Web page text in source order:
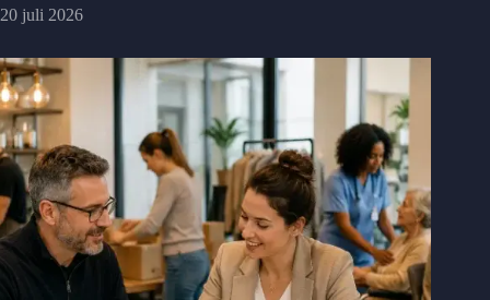
20 juli 2026